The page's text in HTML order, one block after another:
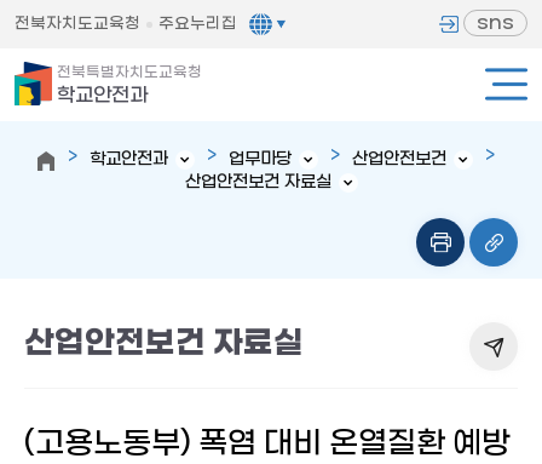
전북자치도교육청 주요누리집 sns
전북특별자치도교육청
학교안전과
학교안전과 업무마당
산업안전보건
산업안전보건 자료실
산업안전보건 자료실
(고용노동부) 폭염 대비 온열질환 예방